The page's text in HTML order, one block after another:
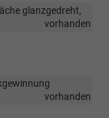
glanzgedreht,
vorhanden
vorhanden